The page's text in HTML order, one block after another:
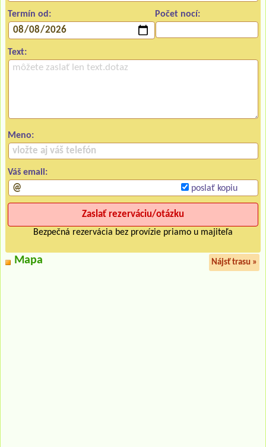
Termín od: Počet nocí:
Text:
Meno:
Váš email:
poslať kopiu
Bezpečná rezervácia bez provízie priamo u majiteľa
Mapa Nájsť trasu »